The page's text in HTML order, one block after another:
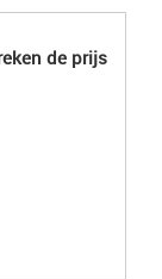
de prijs